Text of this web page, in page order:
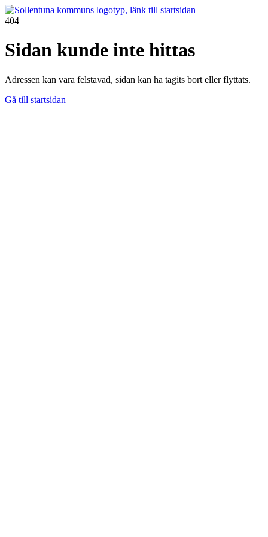
404
Sidan kunde inte hittas
Adressen kan vara felstavad, sidan kan ha tagits bort eller flyttats.
Gå till startsidan